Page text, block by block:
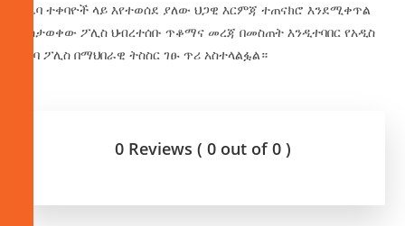
የሌባ ተቀባዮች ላይ እየተወሰደ ያለው ህጋዊ እርምጃ ተጠናክሮ እንደሚቀጥል
ያስታወቀው ፖሊስ ህብረተሰቡ ጥቆማና መረጃ በመስጠት እንዲተባበር የአዲስ
አበባ ፖሊስ በማህበራዊ ትስስር ገፁ ጥሪ አስተላልፏል።
0 Reviews ( 0 out of 0 )